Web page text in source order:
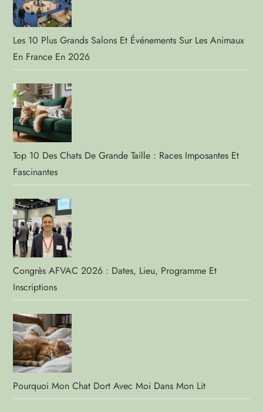
Les 10 Plus Grands Salons Et Événements Sur Les Animaux
En France En 2026
Top 10 Des Chats De Grande Taille : Races Imposantes Et
Fascinantes
Congrès AFVAC 2026 : Dates, Lieu, Programme Et
Inscriptions
Pourquoi Mon Chat Dort Avec Moi Dans Mon Lit